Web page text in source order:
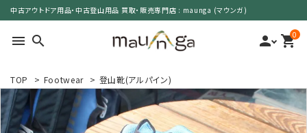
中古アウトドア用品・中古登山用品 買取・販売専門店 : maunga (マウンガ)
menu search person 0
shopping_cart
search
TOP > Footwear > 登山靴(アルパイン)